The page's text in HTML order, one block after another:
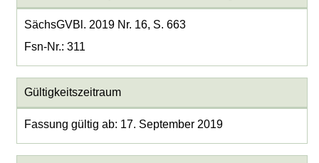
SächsGVBl. 2019 Nr. 16, S. 663
Fsn-Nr.: 311
Gültigkeitszeitraum
Fassung gültig ab: 17. September 2019